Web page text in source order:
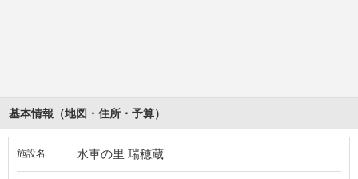
基本情報（地図・住所・予算）
施設名 水車の里 瑞穂蔵